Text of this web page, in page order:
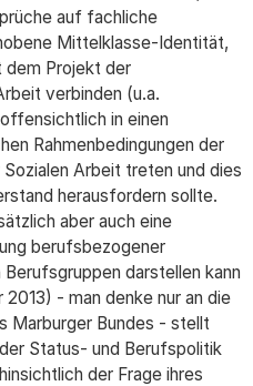
auf fachliche
Mittelklasse-Identität,
dem Projekt der
verbinden (u.a.
in einen
Rahmenbedingungen der
Arbeit treten und dies
herausfordern sollte.
aber auch eine
berufsbezogener
darstellen kann
- man denke nur an die
Marburger Bundes - stellt
Status- und Berufspolitik
der Frage ihres